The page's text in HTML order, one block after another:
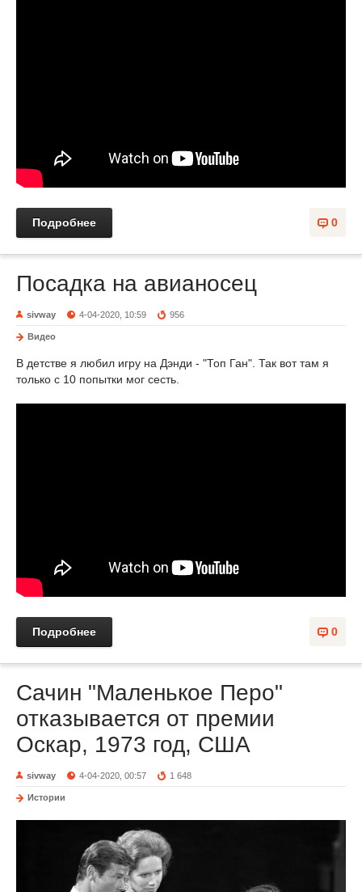
0
Подробнее
Посадка на авианосец
sivway 4-04-2020, 10:59 956
Видео
В детстве я любил игру на Дэнди - "Топ Ган". Так вот там я
только с 10 попытки мог сесть.
0
Подробнее
Сачин "Маленькое Перо"
отказывается от премии
Оскар, 1973 год, США
sivway 4-04-2020, 00:57 1 648
Истории